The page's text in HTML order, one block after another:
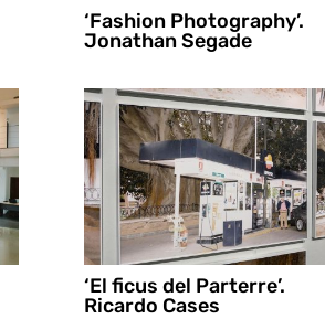
‘Fashion Photography’.
Jonathan Segade
‘El ficus del Parterre’.
Ricardo Cases